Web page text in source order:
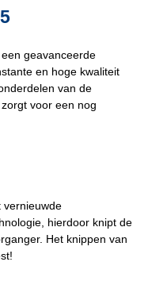
geavanceerde
en hoge kwaliteit
van de
voor een nog
vernieuwde
hierdoor knipt de
Het knippen van